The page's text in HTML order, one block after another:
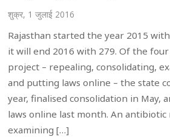
शुक्र, 1 जुलाई 2016
Rajasthan started the year 2015
it will end 2016 with 279. Of the
project – repealing, consolidating,
and putting laws online – the state
year, finalised consolidation in May,
laws online last month. An
examining […]